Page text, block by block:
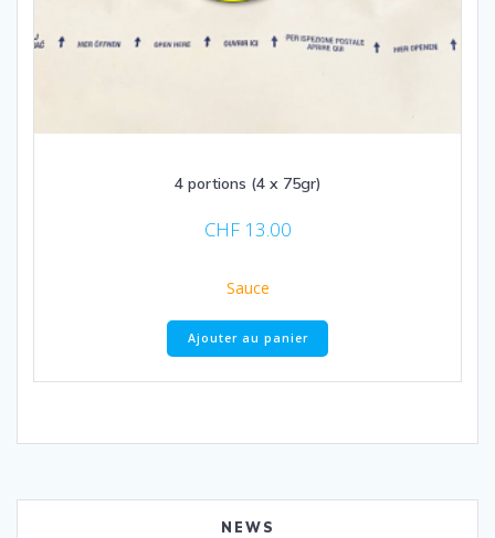
4 portions (4 x 75gr)
CHF13.00
Sauce
Ajouter au panier
NEWS